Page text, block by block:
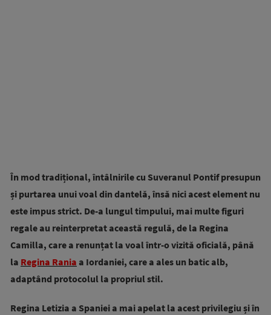
În mod tradițional, întâlnirile cu Suveranul Pontif presupun
și purtarea unui voal din dantelă, însă nici acest element nu
este impus strict. De-a lungul timpului, mai multe figuri
regale au reinterpretat această regulă, de la Regina
Camilla, care a renunțat la voal într-o vizită oficială, până
la Regina Rania a Iordaniei, care a ales un batic alb,
adaptând protocolul la propriul stil.
Regina Letizia a Spaniei a mai apelat la acest privilegiu și în